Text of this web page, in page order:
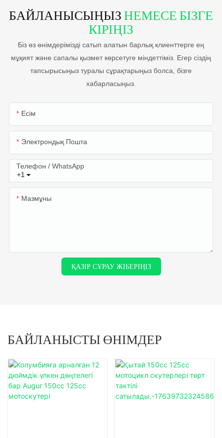
БАЙЛАНЫСЫҢЫЗНЕМЕСЕ БІЗГЕ
КІРІҢІЗ
Біз өз өнімдерімізді сатып алатын барлық клиенттерге ең
мұқият және сапалы қызмет көрсетуге міндеттіміз. Егер сіздің
тапсырысыңыз туралы сұрақтарыңыз болса, бізге
хабарласыңыз.
Есім
Электрондық Пошта
+1
Телефон / WhatsApp
Мазмұны
ҚАЗІР СҰРАУ ЖІБЕРІҢІЗ
БАЙЛАНЫСТЫ ӨНІМДЕР